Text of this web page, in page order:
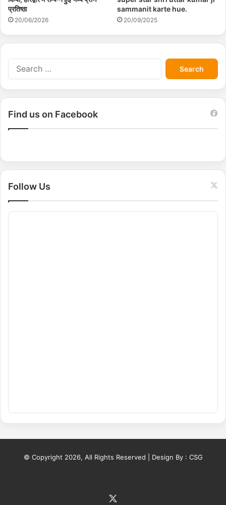
प्रतिष्ठा
20/06/2026
sammanit karte hue.
20/09/2025
S
e
a
r
r
:
Find us on Facebook
Follow Us
© Copyright 2026, All Rights Reserved | Design By : CSG